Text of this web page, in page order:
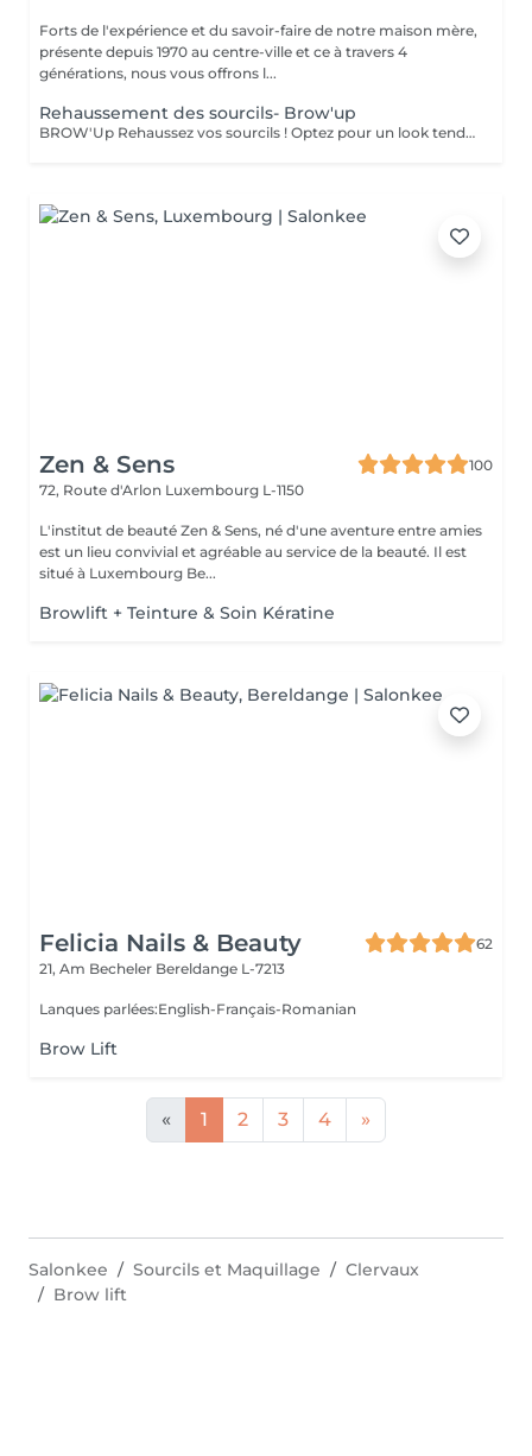
Forts de l'expérience et du savoir-faire de notre maison mère,
présente depuis 1970 au centre-ville et ce à travers 4
générations, nous vous offrons l...
Rehaussement des sourcils- Brow'up
BROW'Up Rehaussez vos sourcils ! Optez pour un look tendance ! Découvrez cette toute dernière tendance ! Le principe consiste à modifier le mouvement de vos poils de manière durable (+/- 6 semaines) en les rehaussant vers le haut et/ou dans leur mouvement naturel. Pourquoi ? Le sourcil sera plus ouvert, plus dense, il ouvrira considérablement le regard. Très utilisé par les plus grands maquilleurs, le coiffage du sourcil vers le haut à un vrai impact sur le regard, qui parait comme lifté, rehaussé. Egalement très utilisé en Amérique latine et en Asie, car les poils ont tendance à chuter vers le bas. Cette technique permet de les discipliner pour obtenir une ligne harmonieuse. Très utile également pour des sourcils qui frisent, qui prennent de mauvais plis , ou qui sont trop longs. Le but étant de les plaquer dans le sens le plus optimal . Messieurs, cette technique peut également vous convenir pour discipliner les volumes ! Sublime mariage avec une teinture 3D/HD Brow
Zen & Sens
100
72, Route d'Arlon Luxembourg L-1150
L'institut de beauté Zen & Sens, né d'une aventure entre amies
est un lieu convivial et agréable au service de la beauté. Il est
situé à Luxembourg Be...
Browlift + Teinture & Soin Kératine
Felicia Nails & Beauty
62
21, Am Becheler Bereldange L-7213
Lanques parlées:English-Français-Romanian
Brow Lift
« 1 2 3 4 »
Salonkee Sourcils et Maquillage
Clervaux
Brow lift